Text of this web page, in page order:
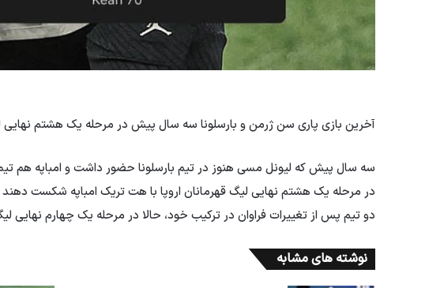
آخرین بازی پاری سن ژرمن و بارسلونا سه سال پیش در مرحله یک هشتم نهایی
سه سال پیش که لیونل مسی هنوز در تیم بارسلونا حضور داشت و امباپه هم
در مرحله یک هشتم نهایی لیگ قهرمانان اروپا با هت تریک امباپه شکست
دو تیم پس از تغییرات فراوان در ترکیب خود، حالا در مرحله یک چهارم نهایی
نوشته های مشابه